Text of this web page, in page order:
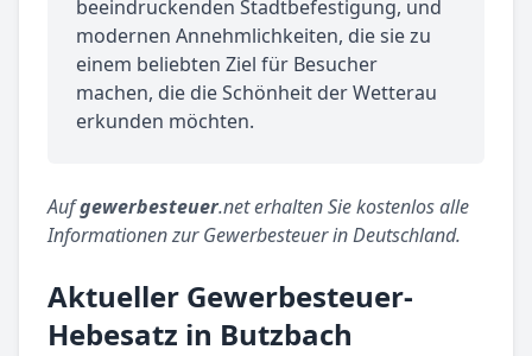
beeindruckenden Stadtbefestigung, und
modernen Annehmlichkeiten, die sie zu
einem beliebten Ziel für Besucher
machen, die die Schönheit der Wetterau
erkunden möchten.
Aufgewerbesteuer.net erhalten Sie kostenlos alle
Informationen zur Gewerbesteuer in Deutschland.
Aktueller Gewerbesteuer-
Hebesatz in Butzbach